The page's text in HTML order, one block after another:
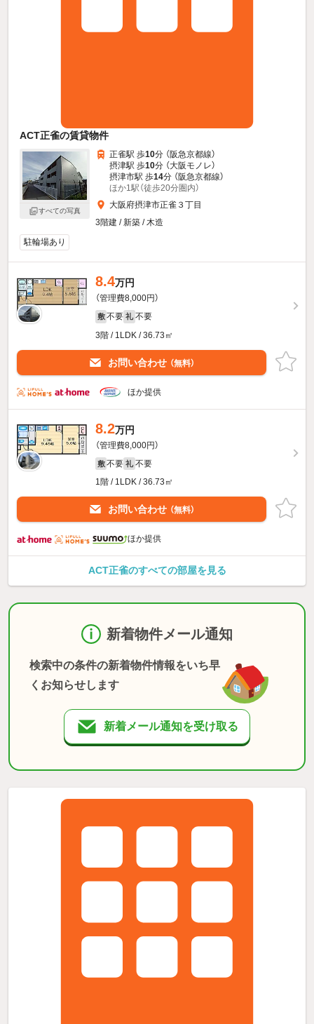
ACT正雀の賃貸物件
すべての写真
正雀駅 歩10分 （阪急京都線）
摂津駅 歩10分 （大阪モノレ）
摂津市駅 歩14分 （阪急京都線）
ほか1駅（徒歩20分圏内）
大阪府摂津市正雀３丁目
3階建 / 新築 / 木造
駐輪場あり
8.4万円
（管理費8,000円）
敷 不要 礼 不要
3階 / 1LDK / 36.73㎡
お問い合わせ （無料）
ほか提供
8.2万円
（管理費8,000円）
敷 不要 礼 不要
1階 / 1LDK / 36.73㎡
お問い合わせ （無料）
ほか提供
ACT正雀のすべての部屋を見る
新着物件メール通知
検索中の条件の新着物件情報をいち早
くお知らせします
新着メール通知を受け取る